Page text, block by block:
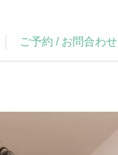
ご予約 / お問合わせ